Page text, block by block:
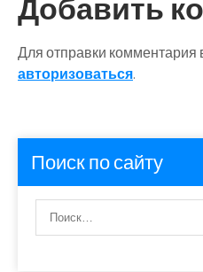
Добавить
Для отправки
авторизоваться.
Поиск по сайту